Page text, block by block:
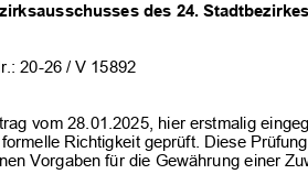
des 24.
20-26 / V 15892
vom 28.01.2025, hier erstmalig
Richtigkeit geprüft. Diese
Vorgaben für die Gewährung einer